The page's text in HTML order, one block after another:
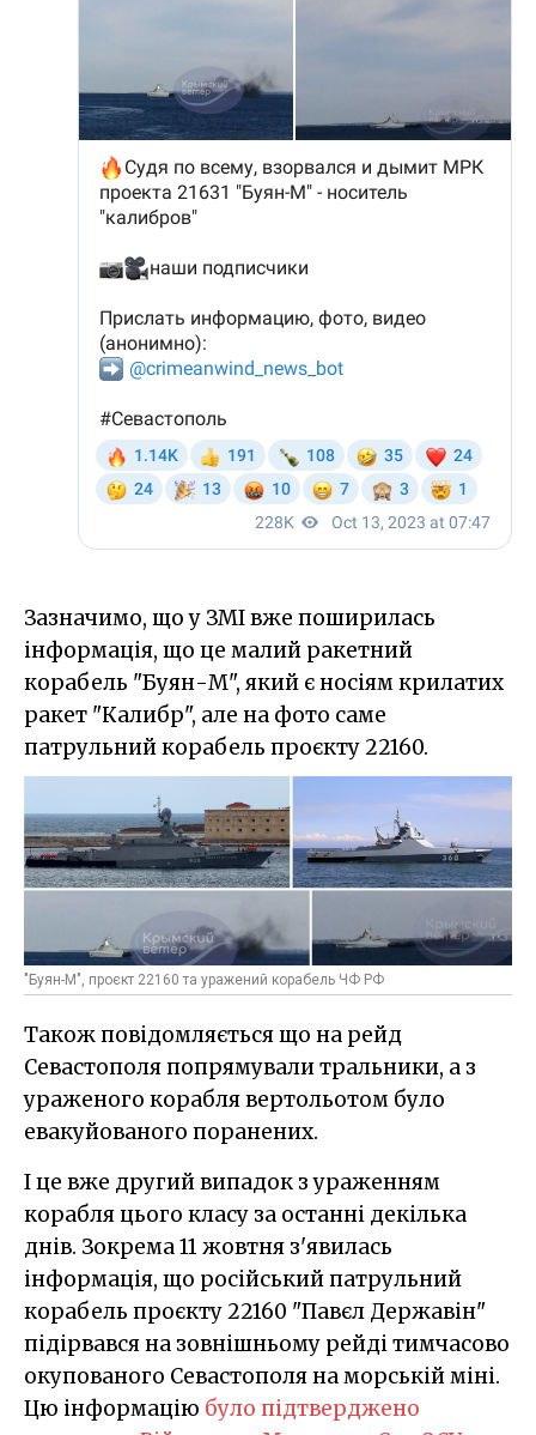
Зазначимо, що у ЗМІ вже поширилась
інформація, що це малий ракетний
корабель "Буян-М", який є носіям крилатих
ракет "Калибр", але на фото саме
патрульний корабель проєкту 22160.
"Буян-М", проєкт 22160 та уражений корабель ЧФ РФ
Також повідомляється що на рейд
Севастополя попрямували тральники, а з
ураженого корабля вертольотом було
евакуйованого поранених.
І це вже другий випадок з ураженням
корабля цього класу за останні декілька
днів. Зокрема 11 жовтня з'явилась
інформація, що російський патрульний
корабель проєкту 22160 "Павєл Державін"
підірвався на зовнішньому рейді тимчасово
окупованого Севастополя на морській міні.
Цю інформацію було підтверджено